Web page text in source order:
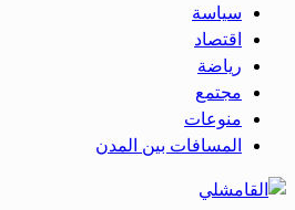
سياسة
اقتصاد
رياضة
مجتمع
منوعات
المسافات بين المدن